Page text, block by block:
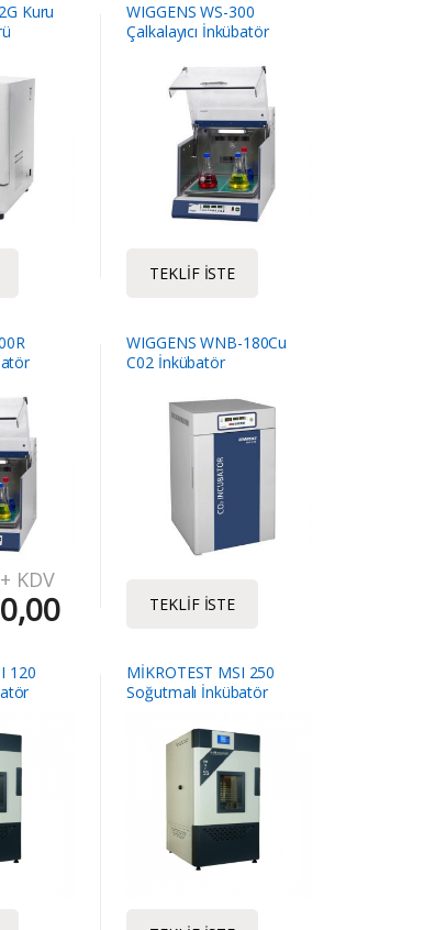
Kuru
WIGGENS WS-300
Çalkalayıcı İnkübatör
TEKLIF İSTE
KDV
WIGGENS WNB-180Cu
C02 İnkübatör
TEKLIF İSTE
120
MİKROTEST MSI 250
Soğutmalı İnkübatör